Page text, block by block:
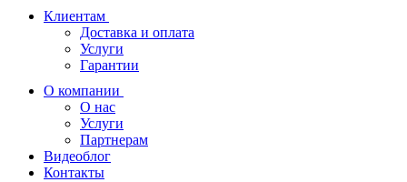
Клиентам
Доставка и оплата
Услуги
Гарантии
О компании
О нас
Услуги
Партнерам
Видеоблог
Контакты